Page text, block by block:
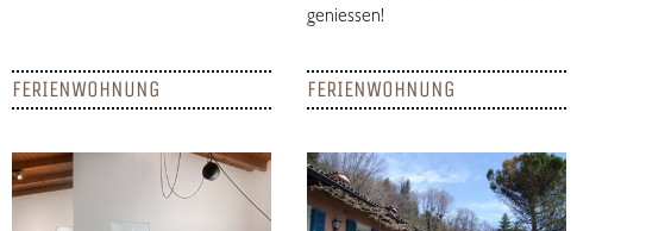
geniessen!
FERIENWOHNUNG FERIENWOHNUNG